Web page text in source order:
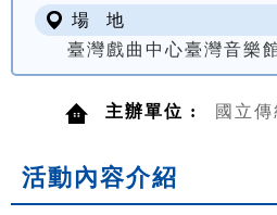
場 地
臺灣戲曲中心臺灣音樂
主辦單位 : 國立
活動內容介紹